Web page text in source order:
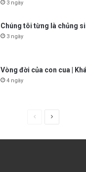
3 ngày
Chúng tôi từng là chủng
3 ngày
Vòng đời của con cua |
4 ngày